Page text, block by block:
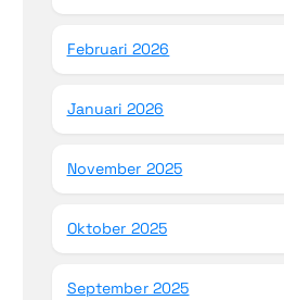
Februari 2026
Januari 2026
November 2025
Oktober 2025
September 2025